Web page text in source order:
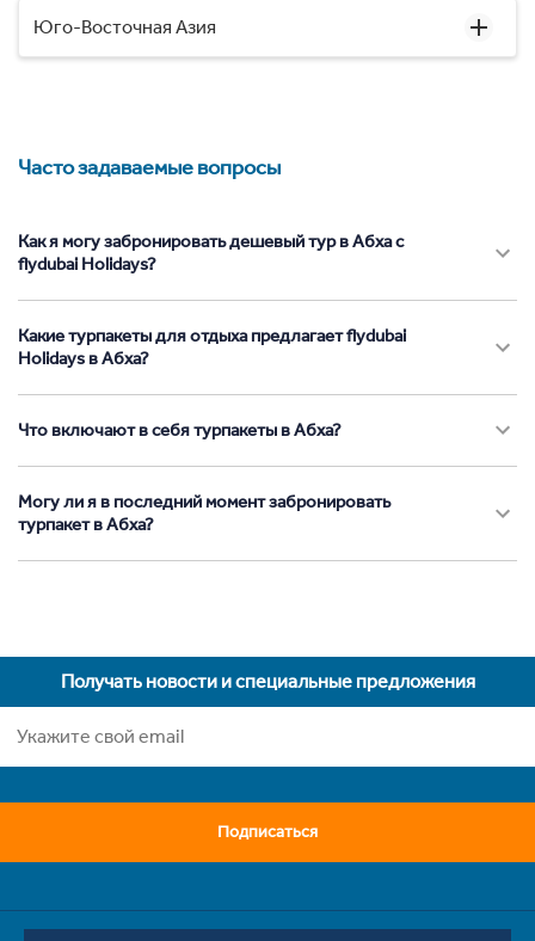
Юго-Восточная Азия
Часто задаваемые вопросы
Как я могу забронировать дешевый тур в Абха с
flydubai Holidays?
Какие турпакеты для отдыха предлагает flydubai
Holidays в Абха?
Что включают в себя турпакеты в Абха?
Могу ли я в последний момент забронировать
турпакет в Абха?
Получать новости и специальные предложения
Подписаться